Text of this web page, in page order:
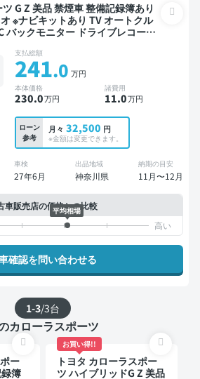
記録簿あり
※ナビキットあり TV オートクル
バックモニター ドライブレコーダ
支払総額
241.0 万円
本体価格
230.0万円
諸費用
11.0万円
ローン
参考
月々 32,500 円
※金額は変更できます。
車検
27年6月
出品地域
神奈川県
納期の目安
11月〜12月
車販売店の価格との比較
平均相場
確認を問い合わせる
1-3/3台
カローラスポーツ
ー
簿
お買い得!!
トヨタ カローラスポー
ツ ハイブリッドG Z 美品